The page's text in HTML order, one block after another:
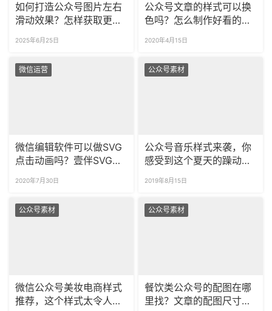
如何打造公众号图片左右
滑动效果？怎样获取更多
2025年6月25日
公众号文章的样式可以换
色吗？怎么制作好看的排
2020年4月15日
微信运营
微信编辑软件可以做SVG
点击动画吗？壹伴SVG动
2020年7月30日
公众号素材
公众号音乐样式来袭，你
感受到这个夏天的躁动了
2019年8月15日
公众号素材
微信公众号美妆电商样式
推荐，这个样式太令人心
公众号素材
餐饮类公众号的配图在哪
里找？文章的配图尺寸能